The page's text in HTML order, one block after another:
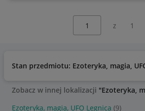
z 1
Stan przedmiotu: Ezoteryka, magia,
Zobacz w innej lokalizacji "Ezoteryka,
Ezoteryka, magia, UFO Legnica (9)